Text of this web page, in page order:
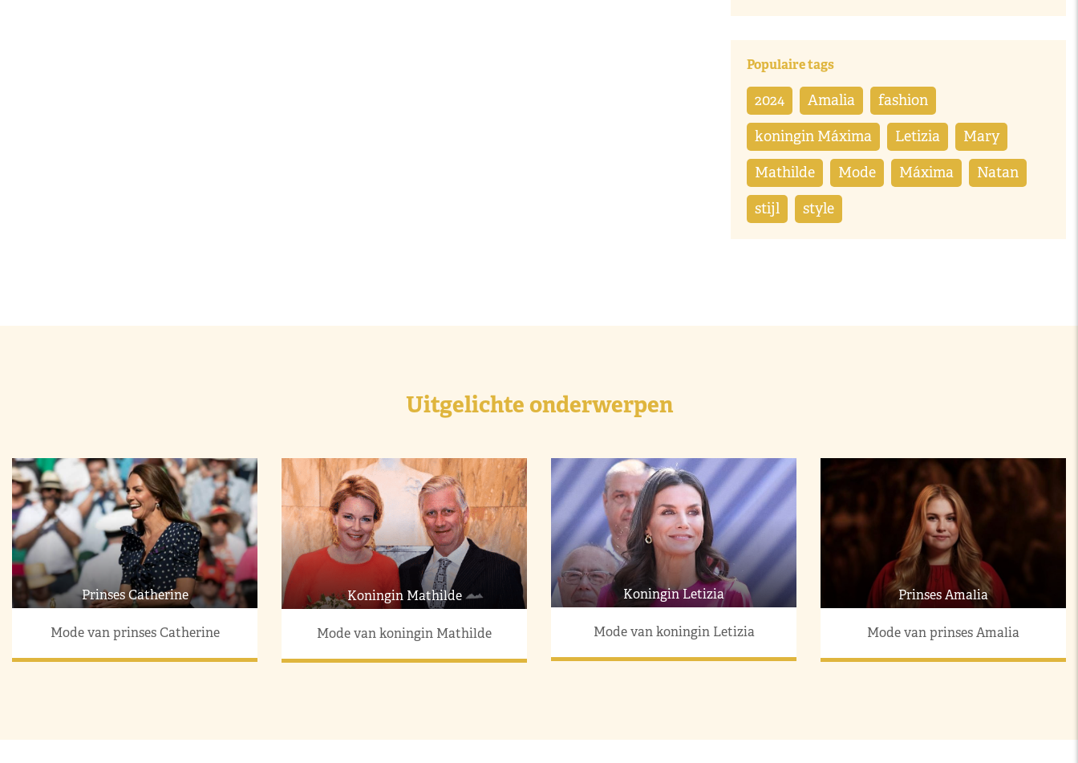
Populaire tags
2024 Amalia fashion
koningin Máxima Letizia Mary
Mathilde Mode Máxima Natan
stijl style
Uitgelichte onderwerpen
Prinses Catherine
Mode van prinses Catherine
Koningin Mathilde
Mode van koningin Mathilde
Koningin Letizia
Mode van koningin Letizia
Prinses Amalia
Mode van prinses Amalia